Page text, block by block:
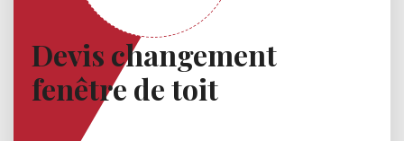
Devis changement
fenêtre de toit